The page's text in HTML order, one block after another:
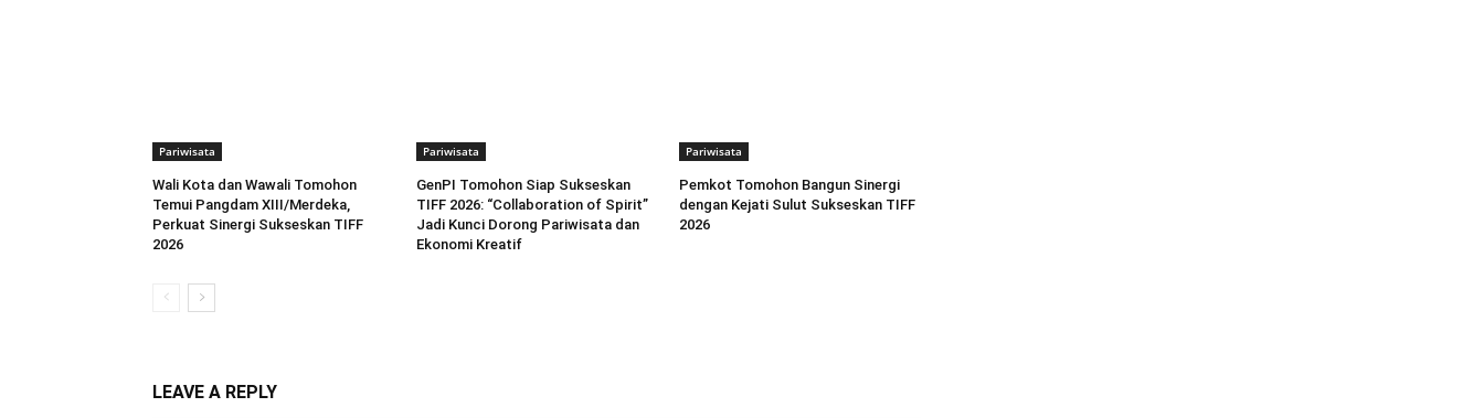
Pariwisata
Wali Kota dan Wawali Tomohon
Temui Pangdam XIII/Merdeka,
Perkuat Sinergi Sukseskan TIFF
2026
Pariwisata
GenPI Tomohon Siap Sukseskan
TIFF 2026: “Collaboration of Spirit”
Jadi Kunci Dorong Pariwisata dan
Ekonomi Kreatif
Pariwisata
Pemkot Tomohon Bangun Sinergi
dengan Kejati Sulut Sukseskan TIFF
2026
LEAVE A REPLY